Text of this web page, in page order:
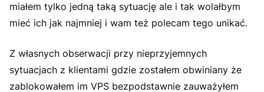
miałem tylko jedną taką sytuację ale i tak wolałbym
mieć ich jak najmniej i wam też polecam tego unikać.
Z własnych obserwacji przy nieprzyjemnych
sytuacjach z klientami gdzie zostałem obwiniany że
zablokowałem im VPS bezpodstawnie zauważyłem